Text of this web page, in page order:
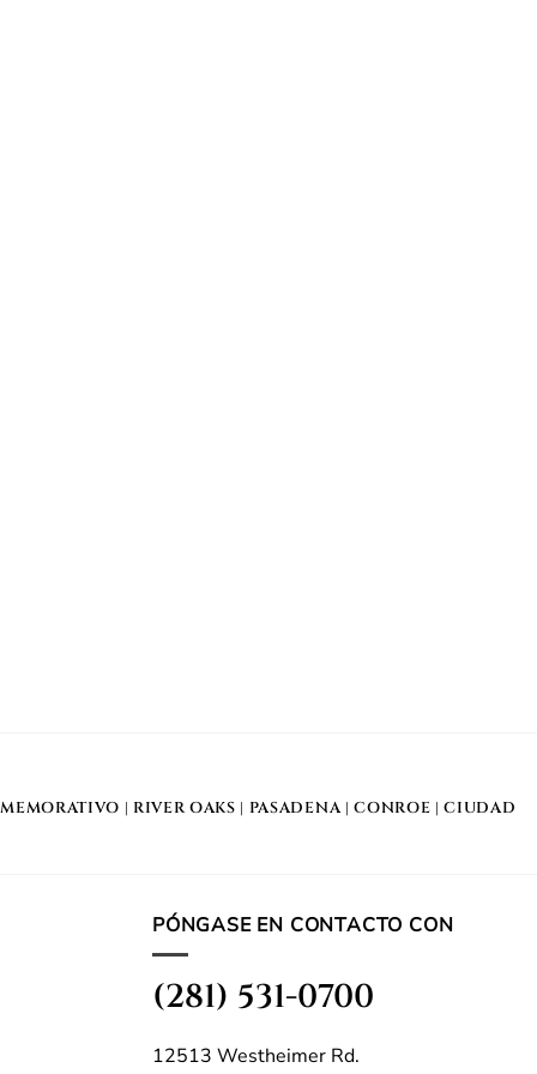
| RIVER OAKS | PASADENA |CONROE |CIUDAD
PÓNGASE EN CONTACTO CON
(281) 531-0700
12513 Westheimer Rd.